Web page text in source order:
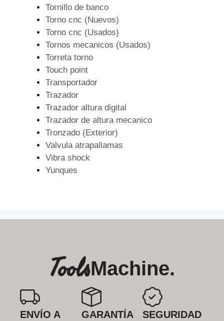
Tornillo de banco
Torno cnc (Nuevos)
Torno cnc (Usados)
Tornos mecanicos (Usados)
Torreta torno
Touch point
Transportador
Trazador
Trazador altura digital
Trazador de altura mecanico
Tronzado (Exterior)
Valvula atrapallamas
Vibra shock
Yunques
ToolsMachine.
ENVÍO A
GARANTÍA
SEGURIDAD